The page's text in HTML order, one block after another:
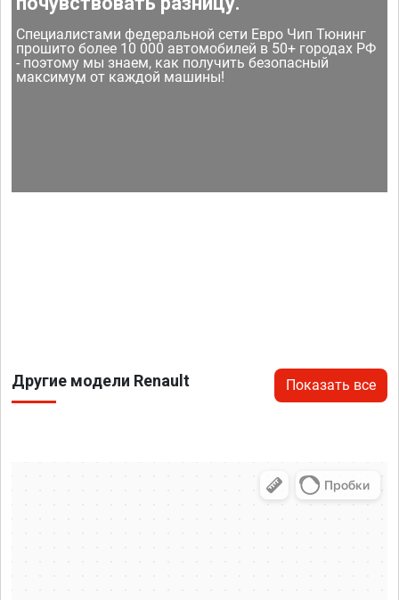
Специалистами федеральной сети Евро Чип Тюнинг
прошито более 10 000 автомобилей в 50+ городах РФ
- поэтому мы знаем, как получить безопасный
максимум от каждой машины!
Другие модели Renault Показать все